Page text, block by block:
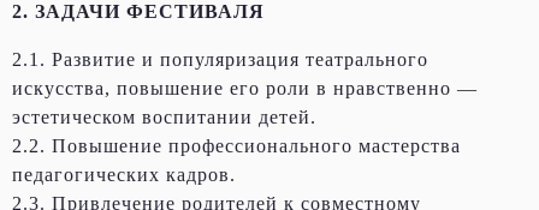
2. ЗАДАЧИ ФЕСТИВАЛЯ
2.1. Развитие и популяризация театрального
искусства, повышение его роли в нравственно —
эстетическом воспитании детей.
2.2. Повышение профессионального мастерства
педагогических кадров.
2.3. Привлечение родителей к совместному